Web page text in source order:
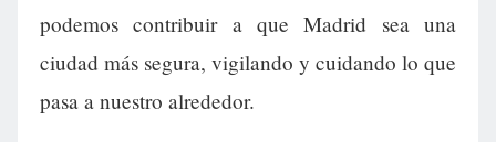
podemos contribuir a que Madrid sea una
ciudad más segura, vigilando y cuidando lo que
pasa a nuestro alrededor.